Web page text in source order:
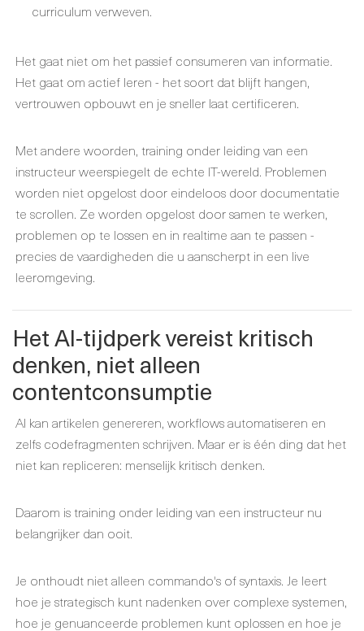
curriculum verweven.
Het gaat niet om het passief consumeren van informatie.
Het gaat om actief leren - het soort dat blijft hangen,
vertrouwen opbouwt en je sneller laat certificeren.
Met andere woorden, training onder leiding van een
instructeur weerspiegelt de echte IT-wereld. Problemen
worden niet opgelost door eindeloos door documentatie
te scrollen. Ze worden opgelost door samen te werken,
problemen op te lossen en in realtime aan te passen -
precies de vaardigheden die u aanscherpt in een live
leeromgeving.
Het AI-tijdperk vereist kritisch
denken, niet alleen
contentconsumptie
AI kan artikelen genereren, workflows automatiseren en
zelfs codefragmenten schrijven. Maar er is één ding dat het
niet kan repliceren: menselijk kritisch denken.
Daarom is training onder leiding van een instructeur nu
belangrijker dan ooit.
Je onthoudt niet alleen commando's of syntaxis. Je leert
hoe je strategisch kunt nadenken over complexe systemen,
hoe je genuanceerde problemen kunt oplossen en hoe je